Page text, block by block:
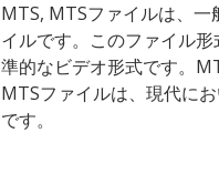
MTS, MTSファイルは、
イルです。このファイル
準的なビデオ形式です。
MTSファイルは、現代に
です。